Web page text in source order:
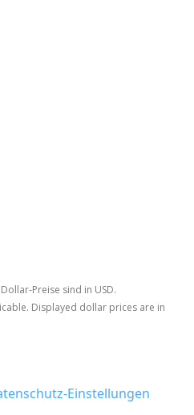
Preise sind in USD.
Displayed dollar prices are in
Einstellungen